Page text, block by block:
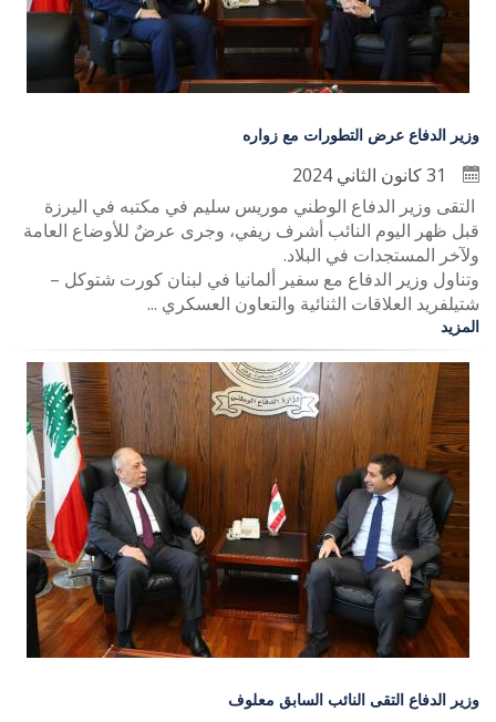
وزير الدفاع عرض التطورات مع زواره
التقى وزير الدفاع الوطني موريس سليم في مكتبه في اليرزة
قبل ظهر اليوم النائب أشرف ريفي، وجرى عرضٌ للأوضاع العامة
ولآخر المستجدات في البلاد.
وتناول وزير الدفاع مع سفير ألمانيا في لبنان كورت شتوكل –
شتيلفريد العلاقات الثنائية والتعاون العسكري ...
المزيد
وزير الدفاع التقى النائب السابق معلوف